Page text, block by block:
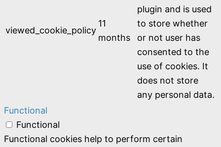
viewed_cookie_policy
11
months
plugin and is used
to store whether
or not user has
consented to the
use of cookies. It
does not store
any personal data.
Functional
Functional
Functional cookies help to perform certain